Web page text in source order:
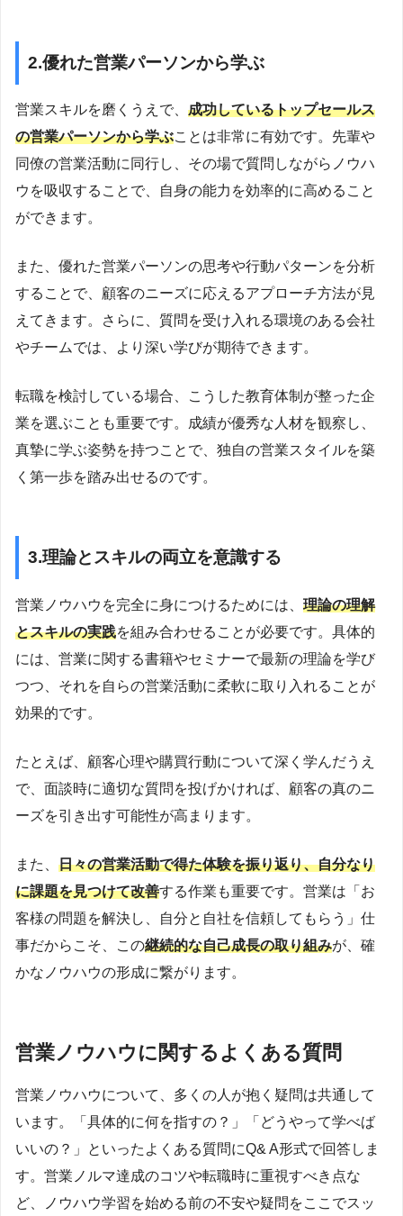
2.優れた営業パーソンから学ぶ
営業スキルを磨くうえで、 成功しているトップセールス
の営業パーソンから学ぶことは非常に有効です。先輩や
同僚の営業活動に同行し、その場で質問しながらノウハ
ウを吸収することで、自身の能力を効率的に高めること
ができます。
また、優れた営業パーソンの思考や行動パターンを分析
することで、顧客のニーズに応えるアプローチ方法が見
えてきます。さらに、質問を受け入れる環境のある会社
やチームでは、より深い学びが期待できます。
転職を検討している場合、こうした教育体制が整った企
業を選ぶことも重要です。成績が優秀な人材を観察し、
真摯に学ぶ姿勢を持つことで、独自の営業スタイルを築
く第一歩を踏み出せるのです。
3.理論とスキルの両立を意識する
営業ノウハウを完全に身につけるためには、 理論の理解
とスキルの実践を組み合わせることが必要です。具体的
には、営業に関する書籍やセミナーで最新の理論を学び
つつ、それを自らの営業活動に柔軟に取り入れることが
効果的です。
たとえば、顧客心理や購買行動について深く学んだうえ
で、面談時に適切な質問を投げかければ、顧客の真のニ
ーズを引き出す可能性が高まります。
また、 日々の営業活動で得た体験を振り返り、自分なり
に課題を見つけて改善する作業も重要です。営業は「お
客様の問題を解決し、自分と自社を信頼してもらう」仕
事だからこそ、この継続的な自己成長の取り組みが、確
かなノウハウの形成に繋がります。
営業ノウハウに関するよくある質問
営業ノウハウについて、多くの人が抱く疑問は共通して
います。「具体的に何を指すの？」「どうやって学べば
いいの？」といったよくある質問にQ& A形式で回答しま
す。営業ノルマ達成のコツや転職時に重視すべき点な
ど、ノウハウ学習を始める前の不安や疑問をここでスッ